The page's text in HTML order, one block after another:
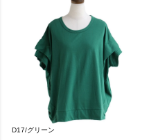
D17/グリーン